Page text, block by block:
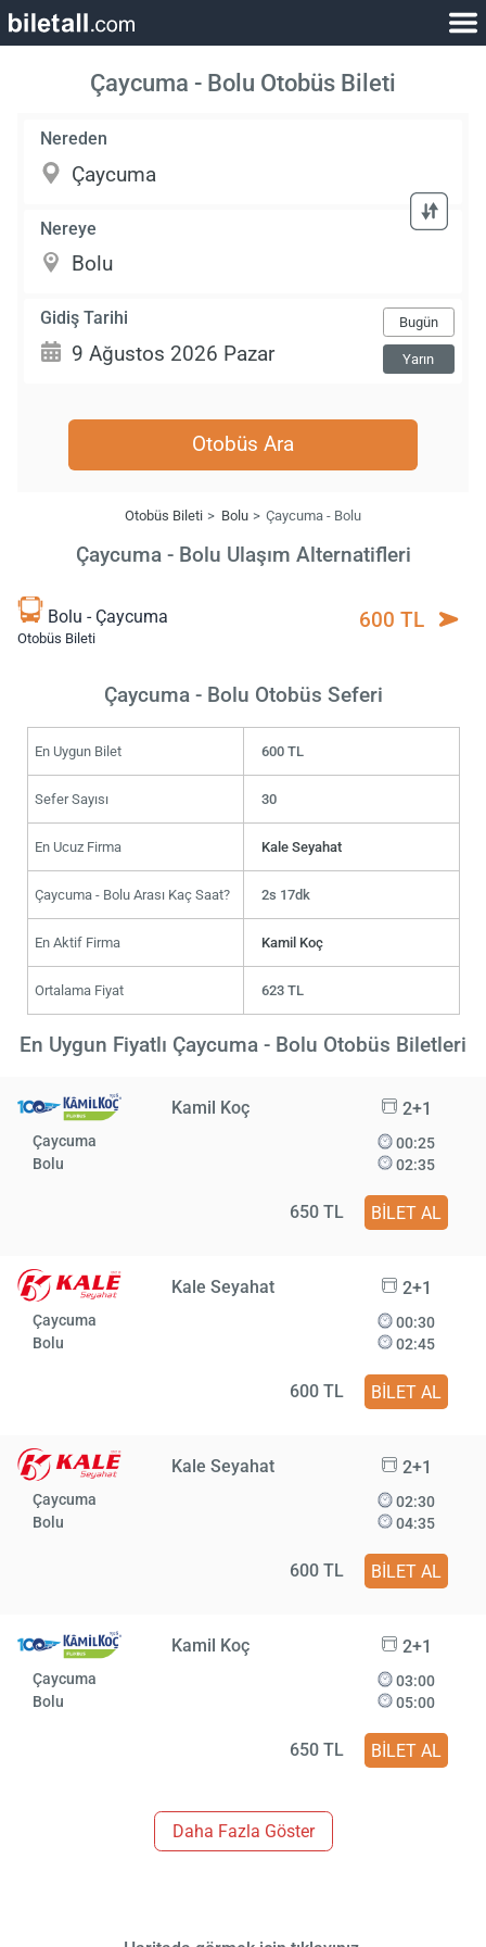
Çaycuma - Bolu Otobüs Bileti
Nereden
Nereye
Gidiş Tarihi Bugün
Yarın
Otobüs Ara
Otobüs Bileti Bolu Çaycuma - Bolu
Çaycuma - Bolu Ulaşım Alternatifleri
Bolu - Çaycuma
Otobüs Bileti
600 TL
Çaycuma - Bolu Otobüs Seferi
En Uygun Bilet 600 TL
Sefer Sayısı 30
En Ucuz Firma Kale Seyahat
Çaycuma - Bolu Arası Kaç Saat? 2s 17dk
En Aktif Firma Kamil Koç
Ortalama Fiyat 623 TL
En Uygun Fiyatlı Çaycuma - Bolu Otobüs Biletleri
Kamil Koç 2+1
Çaycuma
Bolu
00:25
02:35
650 TL BİLET AL
Kale Seyahat 2+1
Çaycuma
Bolu
00:30
02:45
600 TL BİLET AL
Kale Seyahat 2+1
Çaycuma
Bolu
02:30
04:35
600 TL BİLET AL
Kamil Koç 2+1
Çaycuma
Bolu
03:00
05:00
650 TL BİLET AL
Daha Fazla Göster